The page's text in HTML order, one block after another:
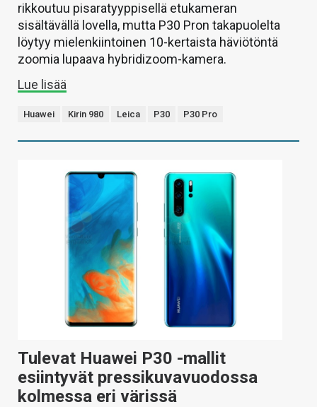
rikkoutuu pisaratyyppisellä etukameran
sisältävällä lovella, mutta P30 Pron takapuolelta
löytyy mielenkiintoinen 10-kertaista häviötöntä
zoomia lupaava hybridizoom-kamera.
Lue lisää
Huawei Kirin 980 Leica P30 P30 Pro
Tulevat Huawei P30 -mallit
esiintyvät pressikuvavuodossa
kolmessa eri värissä